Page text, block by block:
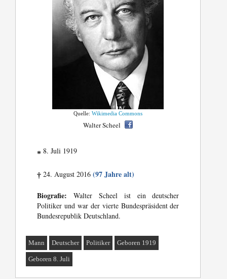
Quelle:Wikimedia Commons
Walter Scheel
* 8. Juli 1919
† 24. August 2016(97 Jahre alt)
Biografie: Walter Scheel ist ein deutscher
Politiker und war der vierte Bundespräsident der
Bundesrepublik Deutschland.
Mann Deutscher Politiker Geboren 1919
Geboren 8. Juli